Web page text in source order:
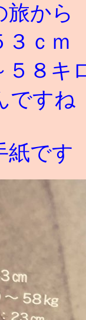
旅から
３ｃｍ
５８キ
ですね
紙です